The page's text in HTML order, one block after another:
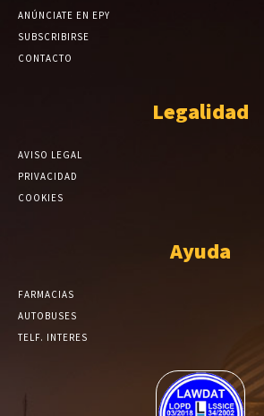
ANÚNCIATE EN EPY
SUBSCRIBIRSE
CONTACTO
Legalidad
AVISO LEGAL
PRIVACIDAD
COOKIES
Ayuda
FARMACIAS
AUTOBUSES
TELF. INTERES